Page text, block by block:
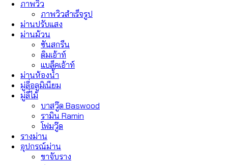
ภาพวิว
ภาพวิวสำเร็จรูป
ม่านปรับแสง
ม่านม้วน
ซันสกรีน
ดิมเอ้าท์
แบล็คเอ้าท์
ม่านห้องน้ำ
มู่ลี่อลูมิเนียม
มู่ลี่ไม้
บาสวู๊ด Baswood
รามิน Ramin
โฟมวู๊ด
รางม่าน
อุปกรณ์ม่าน
ขาจับราง